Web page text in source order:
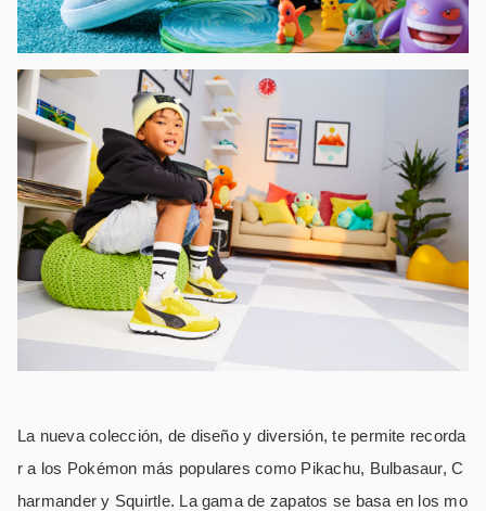
La nueva colección, de diseño y diversión, te permite recorda
r a los Pokémon más populares como Pikachu, Bulbasaur, C
harmander y Squirtle. La gama de zapatos se basa en los mo